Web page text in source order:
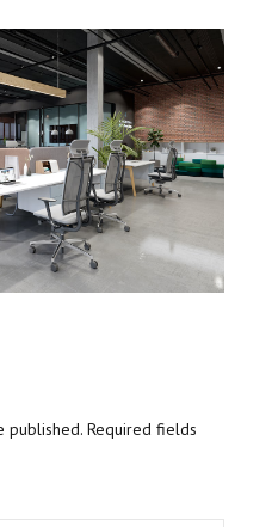
Required fields